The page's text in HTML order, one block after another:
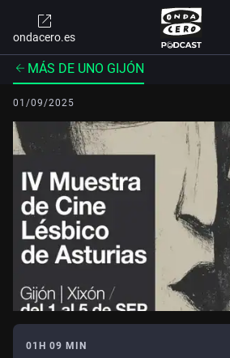
ondacero.es
MÁS DE UNO GIJÓN
01/09/2025
01H 09 MIN